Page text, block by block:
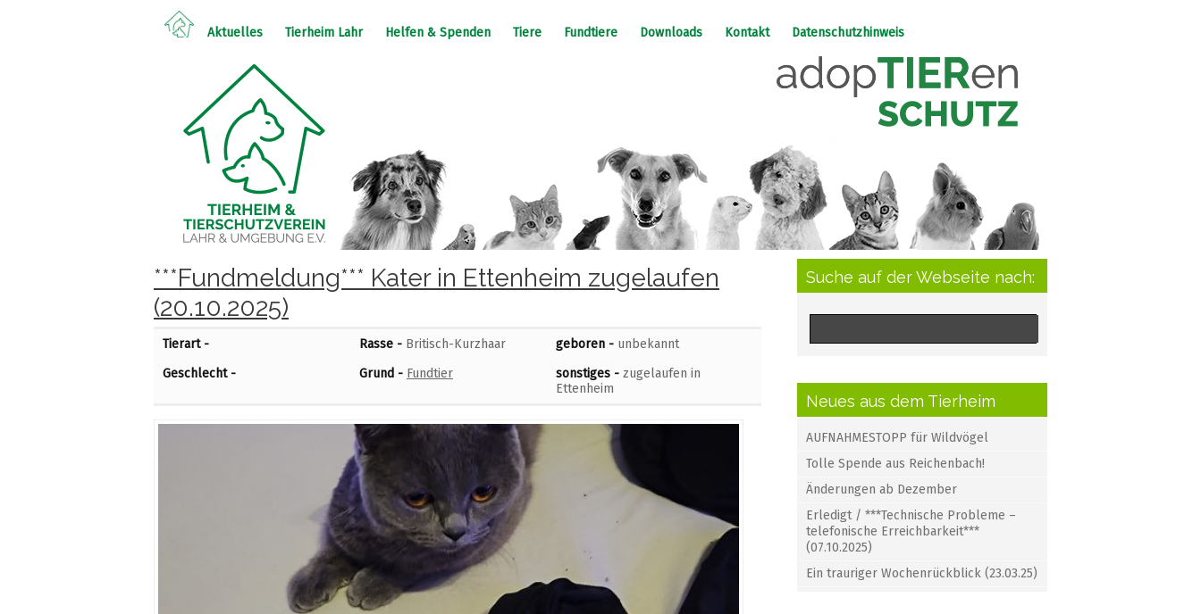
Aktuelles Tierheim Lahr Helfen & Spenden Tiere Fundtiere Downloads Kontakt Datenschutzhinweis
***Fundmeldung*** Kater in Ettenheim zugelaufen
(20.10.2025)
Tierart - Rasse - Britisch-Kurzhaar geboren - unbekannt
Geschlecht -
Grund - Fundtier sonstiges - zugelaufen in
Ettenheim
Suche auf der Webseite nach:
Neues aus dem Tierheim
AUFNAHMESTOPP für Wildvögel
Tolle Spende aus Reichenbach!
Änderungen ab Dezember
Erledigt / ***Technische Probleme –
telefonische Erreichbarkeit***
(07.10.2025)
Ein trauriger Wochenrückblick (23.03.25)